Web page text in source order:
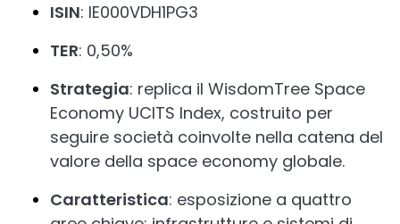
ISIN: IE000VDH1PG3
TER: 0,50%
Strategia: replica il WisdomTree Space
Economy UCITS Index, costruito per
seguire società coinvolte nella catena del
valore della space economy globale.
Caratteristica: esposizione a quattro